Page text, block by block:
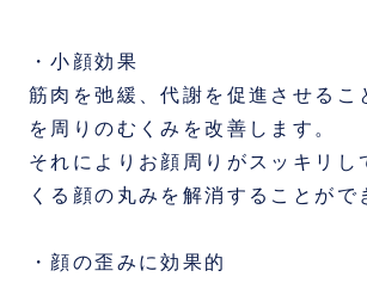
・小顔効果
筋肉を弛緩、代謝を促進させるこ
を周りのむくみを改善します。
それによりお顔周りがスッキリし
くる顔の丸みを解消することがで
・顔の歪みに効果的